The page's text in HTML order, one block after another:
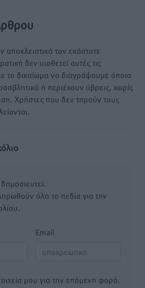
αποκλειστικά τον εκάστοτε
δεν υιοθετεί αυτές τις
το δικαίωμα να διαγράψουμε όποια
ή περιέχουν ύβρεις, χωρίς
Χρήστες που δεν τηρούν τους
όλα τα πεδία για την
Email
μου για την επόμενη φορά.